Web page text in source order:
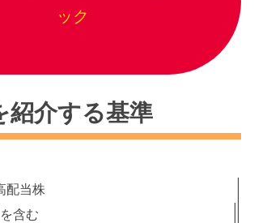
ック
紹介する基準
配当株
含む